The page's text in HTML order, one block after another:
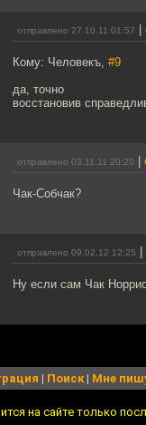
отправлено 27.10.11 01:57
Кому: Человекъ, #9
да, точно
восстановив
отправлено 03.11.11 20:20
Чак-Собчак?
отправлено 09.02.12 12:25
Ну если сам Чак
| Поиск| Мне
на сайте только